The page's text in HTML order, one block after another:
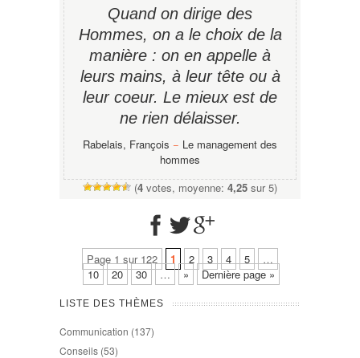
Quand on dirige des
Hommes, on a le choix de la
manière : on en appelle à
leurs mains, à leur tête ou à
leur coeur. Le mieux est de
ne rien délaisser.
Rabelais, François − Le management des
hommes
(4 votes, moyenne: 4,25 sur 5)
Page 1 sur 122 1 2 3 4 5
…
10
20 30 … » Dernière page »
LISTE DES THÈMES
Communication (137)
Conseils (53)